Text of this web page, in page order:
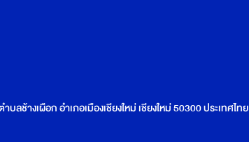
ช้างเผือก อำเภอเมืองเชียงใหม่ เชียงใหม่ 50300 ประเทศไทย